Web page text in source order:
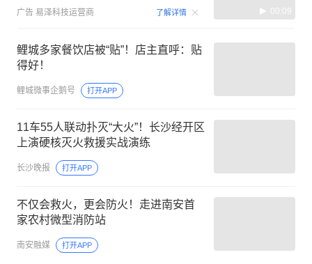
广告 易泽科技运营商 了解详情 00:09
鲤城多家餐饮店被“贴”！店主直呼：贴
得好！
鲤城微事企鹅号 打开APP
11车55人联动扑灭“大火”！长沙经开区
上演硬核灭火救援实战演练
长沙晚报 打开APP
不仅会救火，更会防火！走进南安首
家农村微型消防站
南安融媒 打开APP